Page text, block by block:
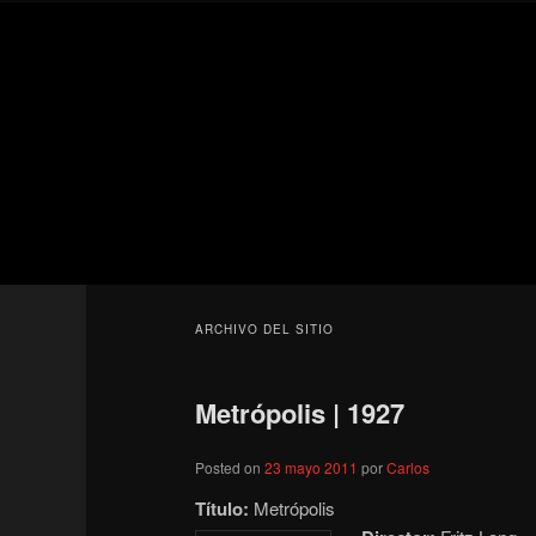
ARCHIVO DEL SITIO
Metrópolis | 1927
Posted on23 mayo 2011 porCarlos
Título: Metrópolis